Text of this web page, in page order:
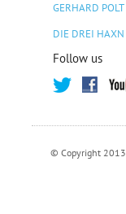
GERHARD POLT
DIE DREI HAXN
Follow us
© Copyright 2013